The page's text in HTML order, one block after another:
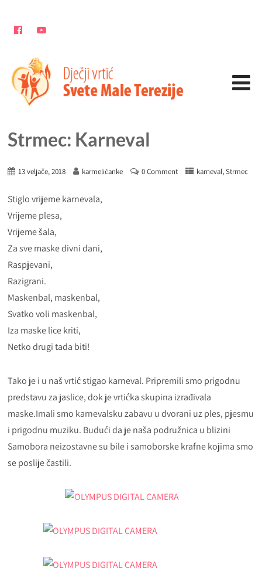
Strmec: Karneval
13 veljače, 2018 karmelićanke 0 Comment karneval,Strmec
Stiglo vrijeme karnevala,
Vrijeme plesa,
Vrijeme šala,
Za sve maske divni dani,
Raspjevani,
Razigrani.
Maskenbal, maskenbal,
Svatko voli maskenbal,
Iza maske lice kriti,
Netko drugi tada biti!
Tako je i u naš vrtić stigao karneval. Pripremili smo prigodnu
predstavu za jaslice, dok je vrtićka skupina izrađivala
maske.Imali smo karnevalsku zabavu u dvorani uz ples, pjesmu
i prigodnu muziku. Budući da je naša podružnica u blizini
Samobora neizostavne su bile i samoborske krafne kojima smo
se poslije častili.